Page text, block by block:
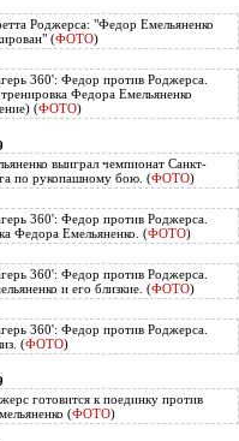
Роджерса: "Федор Емельяненко
(ФОТО)
360': Федор против Роджерса.
Федора Емельяненко
(ФОТО)
выиграл чемпионат Санкт-
по рукопашному бою. (ФОТО)
360': Федор против Роджерса.
Федора Емельяненко. (ФОТО)
360': Федор против Роджерса.
и его близкие. (ФОТО)
360': Федор против Роджерса.
(ФОТО)
готовится к поединку против
(ФОТО)